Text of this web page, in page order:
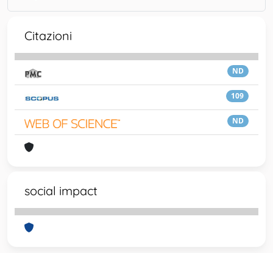
Citazioni
ND
109
ND
social impact